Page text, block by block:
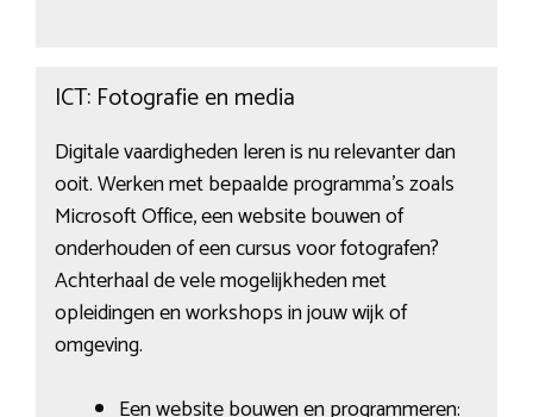
ICT: Fotografie en media
Digitale vaardigheden leren is nu relevanter dan
ooit. Werken met bepaalde programma’s zoals
Microsoft Office, een website bouwen of
onderhouden of een cursus voor fotografen?
Achterhaal de vele mogelijkheden met
opleidingen en workshops in jouw wijk of
omgeving.